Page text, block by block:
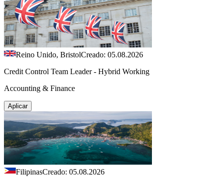
Reino Unido, BristolCreado: 05.08.2026
Credit Control Team Leader - Hybrid Working
Accounting & Finance
Aplicar
FilipinasCreado: 05.08.2026